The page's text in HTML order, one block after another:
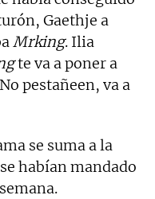
Gaethje a
Mrking. Ilia
te va a poner a
pestañeen, va a
se suma a la
habían mandado